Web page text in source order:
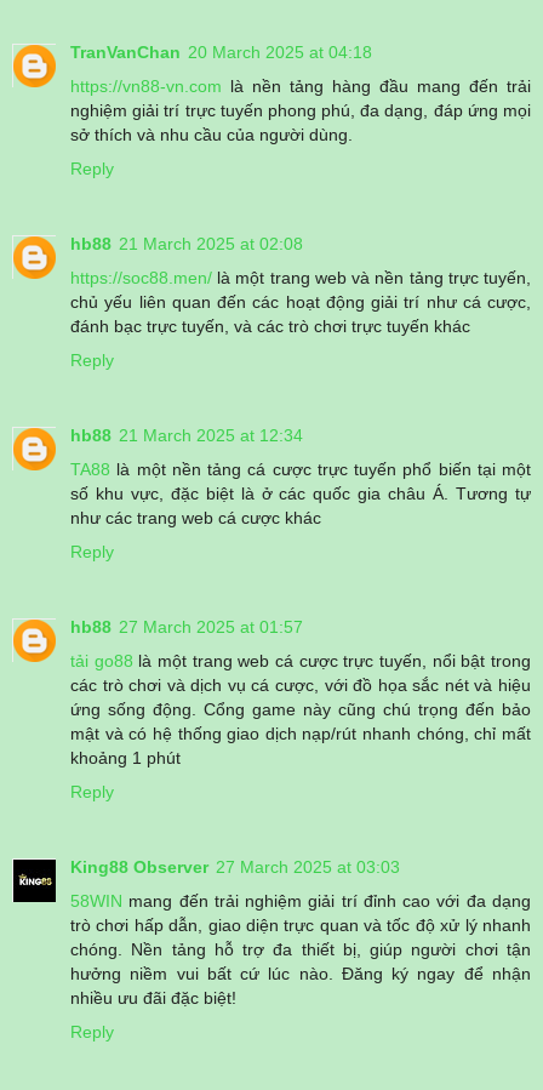
TranVanChan 20 March 2025 at 04:18
https://vn88-vn.com là nền tảng hàng đầu mang đến trải
nghiệm giải trí trực tuyến phong phú, đa dạng, đáp ứng mọi
sở thích và nhu cầu của người dùng.
Reply
hb88 21 March 2025 at 02:08
https://soc88.men/ là một trang web và nền tảng trực tuyến,
chủ yếu liên quan đến các hoạt động giải trí như cá cược,
đánh bạc trực tuyến, và các trò chơi trực tuyến khác
Reply
hb88 21 March 2025 at 12:34
TA88 là một nền tảng cá cược trực tuyến phổ biến tại một
số khu vực, đặc biệt là ở các quốc gia châu Á. Tương tự
như các trang web cá cược khác
Reply
hb88 27 March 2025 at 01:57
tải go88 là một trang web cá cược trực tuyến, nổi bật trong
các trò chơi và dịch vụ cá cược, với đồ họa sắc nét và hiệu
ứng sống động. Cổng game này cũng chú trọng đến bảo
mật và có hệ thống giao dịch nạp/rút nhanh chóng, chỉ mất
khoảng 1 phút
Reply
King88 Observer 27 March 2025 at 03:03
58WIN mang đến trải nghiệm giải trí đỉnh cao với đa dạng
trò chơi hấp dẫn, giao diện trực quan và tốc độ xử lý nhanh
chóng. Nền tảng hỗ trợ đa thiết bị, giúp người chơi tận
hưởng niềm vui bất cứ lúc nào. Đăng ký ngay để nhận
nhiều ưu đãi đặc biệt!
Reply